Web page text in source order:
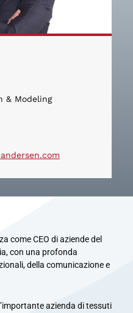
& Modeling
come CEO di aziende del
con una profonda
della comunicazione e
azienda di tessuti